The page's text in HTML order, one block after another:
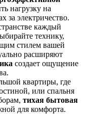
нагрузку на
за электричество.
каждый
технику,
стилем вашей
расширяют
создает ощущение
квартиры, где
или спальня
тихая бытовая
для комфорта.